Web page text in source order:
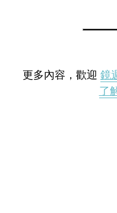
更多內容，歡迎 鏡
了